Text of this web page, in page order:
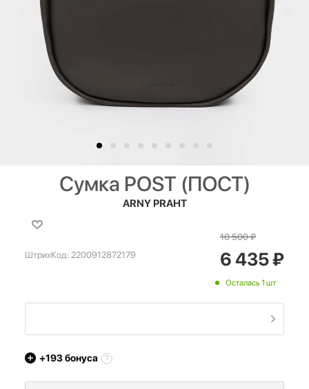
Сумка POST (ПОСТ)
ARNY PRAHT
ШтрихКод: 2200912872179
10 500₽
6 435₽
Осталась 1 шт
+193бонуса